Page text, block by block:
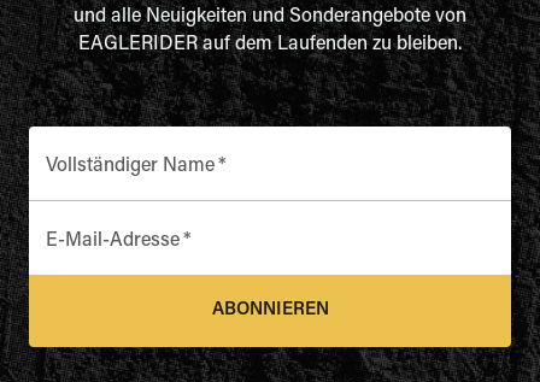
und alle Neuigkeiten und Sonderangebote von
EAGLERIDER auf dem Laufenden zu bleiben.
Vollständiger Name*
E-Mail-Adresse*
ABONNIEREN